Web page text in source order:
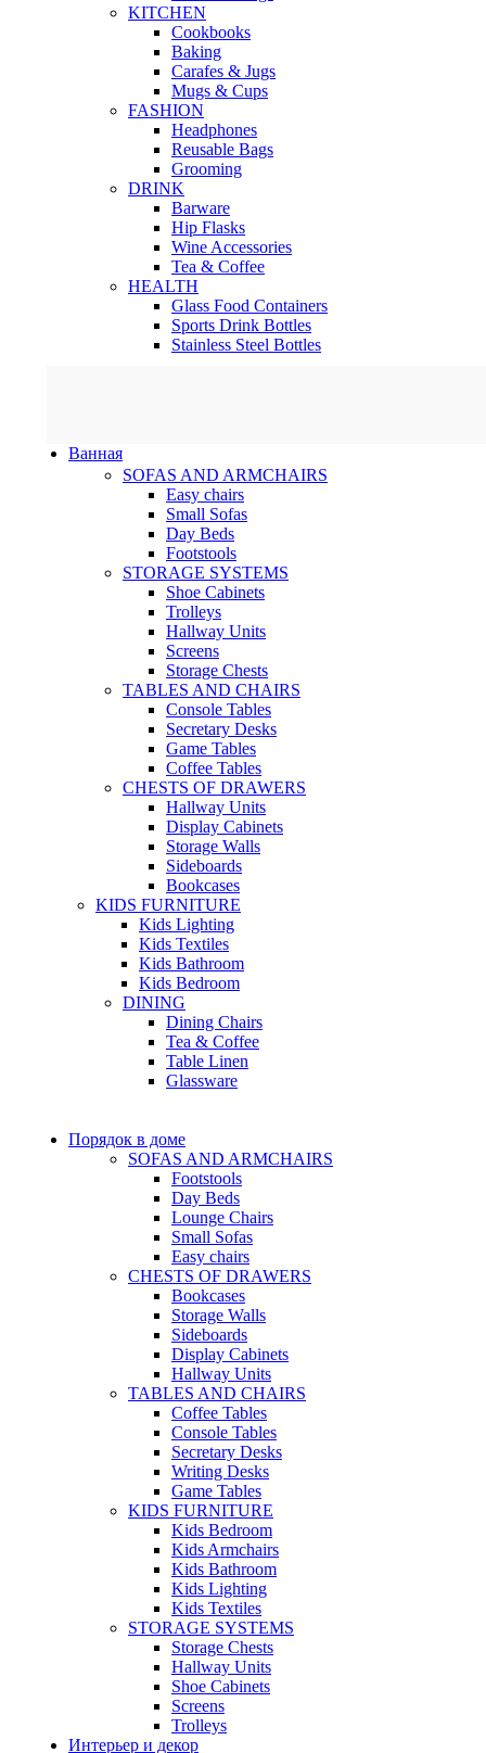
KITCHEN
Cookbooks
Baking
Carafes & Jugs
Mugs & Cups
FASHION
Headphones
Reusable Bags
Grooming
DRINK
Barware
Hip Flasks
Wine Accessories
Tea & Coffee
HEALTH
Glass Food Containers
Sports Drink Bottles
Stainless Steel Bottles
Ванная
SOFAS AND ARMCHAIRS
Easy chairs
Small Sofas
Day Beds
Footstools
STORAGE SYSTEMS
Shoe Cabinets
Trolleys
Hallway Units
Screens
Storage Chests
TABLES AND CHAIRS
Console Tables
Secretary Desks
Game Tables
Coffee Tables
CHESTS OF DRAWERS
Hallway Units
Display Cabinets
Storage Walls
Sideboards
Bookcases
KIDS FURNITURE
Kids Lighting
Kids Textiles
Kids Bathroom
Kids Bedroom
DINING
Dining Chairs
Tea & Coffee
Table Linen
Glassware
Порядок в доме
SOFAS AND ARMCHAIRS
Footstools
Day Beds
Lounge Chairs
Small Sofas
Easy chairs
CHESTS OF DRAWERS
Bookcases
Storage Walls
Sideboards
Display Cabinets
Hallway Units
TABLES AND CHAIRS
Coffee Tables
Console Tables
Secretary Desks
Writing Desks
Game Tables
KIDS FURNITURE
Kids Bedroom
Kids Armchairs
Kids Bathroom
Kids Lighting
Kids Textiles
STORAGE SYSTEMS
Storage Chests
Hallway Units
Shoe Cabinets
Screens
Trolleys
Интерьер и декор